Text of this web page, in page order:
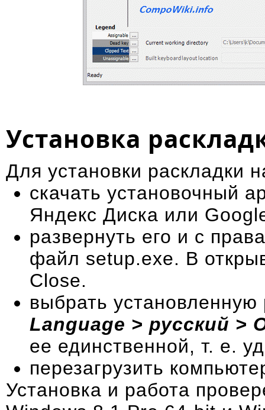
Установка
Для установки раскладки
скачать установочный
Яндекс Диска или
развернуть его и с
файл setup.exe. В
Close.
выбрать
Language > русский >
ее единственной, т. е.
перезагрузить
Установка и работа